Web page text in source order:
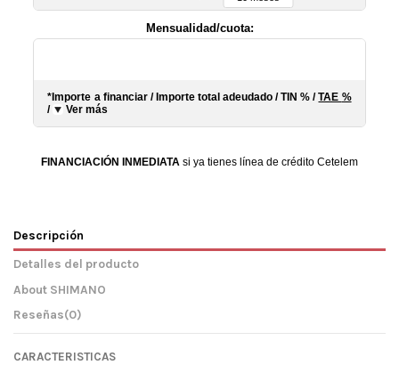
Mensualidad/cuota:
*Importe a financiar /Importe total adeudado/TIN% /TAE %
/
Ver más
FINANCIACIÓN INMEDIATA si ya tienes línea de crédito Cetelem
Descripción
Detalles del producto
About SHIMANO
Reseñas(0)
CARACTERISTICAS